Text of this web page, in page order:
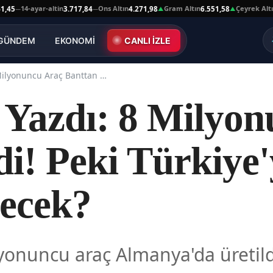
14-ayar-altin3.717,84—Ons Altın4.271,98▲Gram Altın6.551,58▲Çeyrek Altın
EKONOMİ CANLI İZLE
Tesla Tarih Yazdı: 8 Milyonuncu Araç Banttan İndi! Peki Türkiye'ye Ne Zaman Gelecek?
8
Peki
araç Almanya'da